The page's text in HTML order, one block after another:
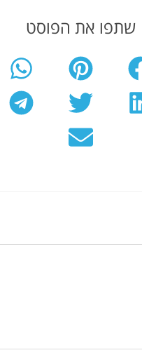
שתפו את הפוסט